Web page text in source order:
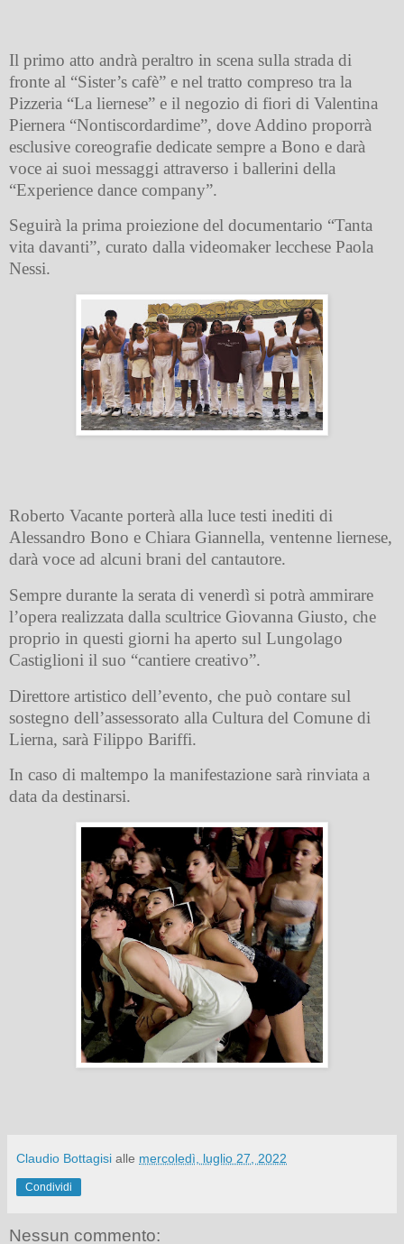
Il primo atto andrà peraltro in scena sulla strada di
fronte al “Sister’s cafè” e nel tratto compreso tra la
Pizzeria “La liernese” e il negozio di fiori di Valentina
Piernera “Nontiscordardime”, dove Addino proporrà
esclusive coreografie dedicate sempre a Bono e darà
voce ai suoi messaggi attraverso i ballerini della
“Experience dance company”.
Seguirà la prima proiezione del documentario “Tanta
vita davanti”, curato dalla videomaker lecchese Paola
Nessi.
Roberto Vacante porterà alla luce testi inediti di
Alessandro Bono e Chiara Giannella, ventenne liernese,
darà voce ad alcuni brani del cantautore.
Sempre durante la serata di venerdì si potrà ammirare
l’opera realizzata dalla scultrice Giovanna Giusto, che
proprio in questi giorni ha aperto sul Lungolago
Castiglioni il suo “cantiere creativo”.
Direttore artistico dell’evento, che può contare sul
sostegno dell’assessorato alla Cultura del Comune di
Lierna, sarà Filippo Bariffi.
In caso di maltempo la manifestazione sarà rinviata a
data da destinarsi.
Claudio Bottagisi alle mercoledì, luglio 27, 2022
Condividi
Nessun commento: